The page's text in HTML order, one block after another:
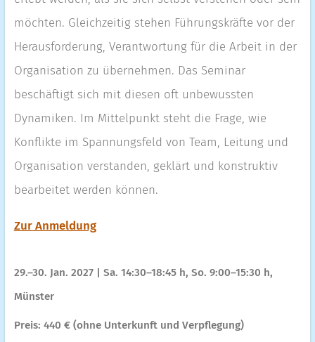
möchten. Gleichzeitig stehen Führungskräfte vor der
Herausforderung, Verantwortung für die Arbeit in der
Organisation zu übernehmen. Das Seminar
beschäftigt sich mit diesen oft unbewussten
Dynamiken. Im Mittelpunkt steht die Frage, wie
Konflikte im Spannungsfeld von Team, Leitung und
Organisation verstanden, geklärt und konstruktiv
bearbeitet werden können.
Zur Anmeldung
29.–30. Jan. 2027 | Sa. 14:30–18:45 h, So. 9:00–15:30 h,
Münster
Preis: 440 € (ohne Unterkunft und Verpflegung)